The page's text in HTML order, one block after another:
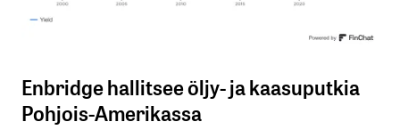
Enbridge hallitsee öljy- ja kaasuputkia
Pohjois-Amerikassa